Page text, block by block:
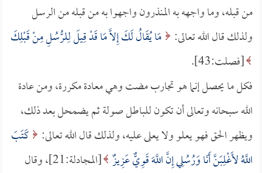
من قبله، وما واجهه به المنذرون واجهوا به من قبله من الرسل
ولذلك قال الله تعالى: مَا يُقَالُ لَكَ إِلاَّ مَا قَدْ قِيلَ لِلرُّسُلِ مِنْ قَبْلِكَ
[فصلت:43].
فكل ما يحصل إنما هو تجارب مضت وهي معادة مكررة، ومن عادة
الله سبحانه وتعالى أن تكون للباطل صولة ثم يضمحل بعد ذلك،
ويظهر الحق فهو يعلو ولا يعلى عليه، ولذلك قال الله تعالى: كَتَبَ
اللَّهُ لأَغْلِبَنَّ أَنَا وَرُسُلِي إِنَّ اللَّهَ قَوِيٌّ عَزِيزٌ
[المجادلة:21]، وقال